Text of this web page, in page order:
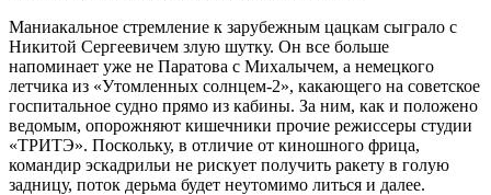
Маниакальное стремление к зарубежным цацкам сыграло с
Никитой Сергеевичем злую шутку. Он все больше
напоминает уже не Паратова с Михалычем, а немецкого
летчика из «Утомленных солнцем-2», какающего на советское
госпитальное судно прямо из кабины. За ним, как и положено
ведомым, опорожняют кишечники прочие режиссеры студии
«ТРИТЭ». Поскольку, в отличие от киношного фрица,
командир эскадрильи не рискует получить ракету в голую
задницу, поток дерьма будет неутомимо литься и далее.